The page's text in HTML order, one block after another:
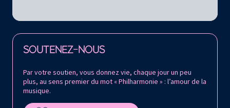
SOUTENEZ-NOUS
Par votre soutien, vous donnez vie, chaque jour un peu
plus, au sens premier du mot « Philharmonie » : l’amour de la
musique.
Retrouvez la Philharmonie de Paris sur